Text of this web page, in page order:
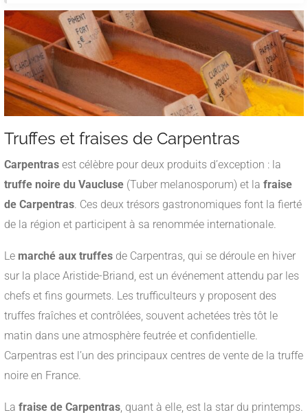
Truffes et fraises de Carpentras
Carpentras est célèbre pour deux produits d’exception : la
truffe noire du Vaucluse (Tuber melanosporum) et la fraise
de Carpentras. Ces deux trésors gastronomiques font la fierté
de la région et participent à sa renommée internationale.
Le marché aux truffes de Carpentras, qui se déroule en hiver
sur la place Aristide-Briand, est un événement attendu par les
chefs et fins gourmets. Les trufficulteurs y proposent des
truffes fraîches et contrôlées, souvent achetées très tôt le
matin dans une atmosphère feutrée et confidentielle.
Carpentras est l’un des principaux centres de vente de la truffe
noire en France.
La fraise de Carpentras, quant à elle, est la star du printemps.